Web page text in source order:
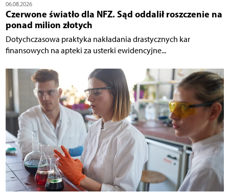
06.08.2026
Czerwone światło dla NFZ. Sąd oddalił roszczenie na
ponad milion złotych
Dotychczasowa praktyka nakładania drastycznych kar
finansowych na apteki za usterki ewidencyjne...